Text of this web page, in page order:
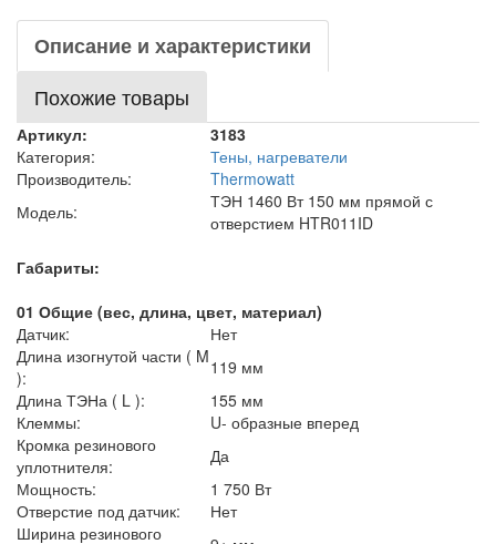
Описание и характеристики
Похожие товары
Артикул:
3183
Категория:
Тены, нагреватели
Производитель:
Thermowatt
Модель:
ТЭН 1460 Вт 150 мм прямой с
отверстием HTR011ID
Габариты:
01 Общие (вес, длина, цвет, материал)
Датчик:
Нет
Длина изогнутой части ( M
):
119 мм
Длина ТЭНа ( L ):
155 мм
Клеммы:
U- образные вперед
Кромка резинового
уплотнителя:
Да
Мощность:
1 750 Вт
Отверстие под датчик:
Нет
Ширина резинового